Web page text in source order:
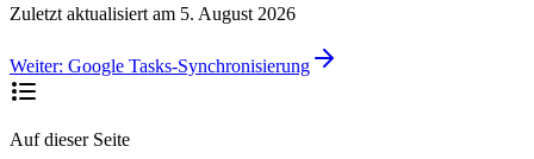
Zuletzt aktualisiert am 5. August 2026
Weiter: Google Tasks-Synchronisierung
Auf dieser Seite